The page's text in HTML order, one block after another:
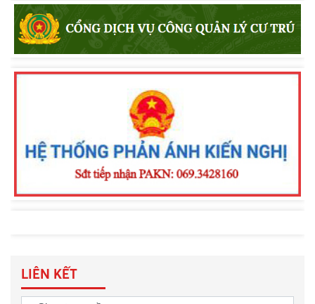
nước
tỉnh Lâm Đồng thi đua thực hiện “Kỷ
luật nhất - Trung thành nhất - Gần dân
nhất”
LIÊN KẾT